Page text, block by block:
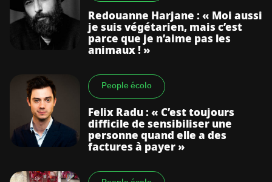
Redouanne Harjane : « Moi aussi
je suis végétarien, mais c’est
parce que je n’aime pas les
animaux ! »
People écolo
Felix Radu : « C’est toujours
difficile de sensibiliser une
personne quand elle a des
factures à payer »